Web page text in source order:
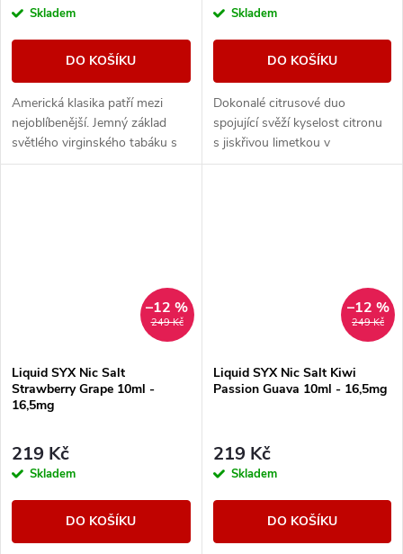
Skladem
DO KOŠÍKU
Americká klasika patří mezi
nejoblíbenější. Jemný základ
světlého virginského tabáku s
sebou nese nenápadné lehce
Skladem
DO KOŠÍKU
Dokonalé citrusové duo
spojující svěží kyselost citronu
s jiskřivou limetkou v
kombinaci, která přináší
249 Kč
–12 %
Liquid SYX Nic Salt
Strawberry Grape 10ml -
16,5mg
219 Kč
Skladem
DO KOŠÍKU
249 Kč
–12 %
Liquid SYX Nic Salt Kiwi
Passion Guava 10ml - 16,5mg
219 Kč
Skladem
DO KOŠÍKU